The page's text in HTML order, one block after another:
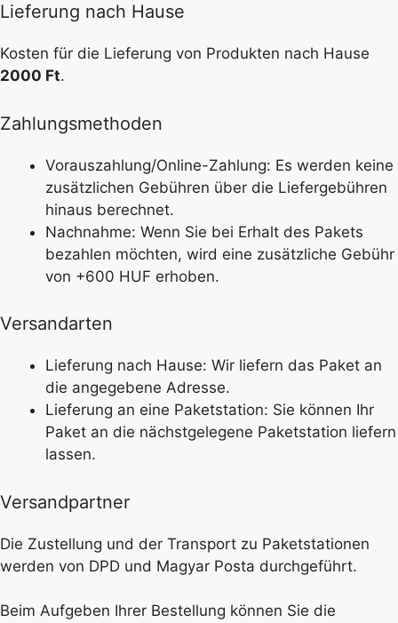
Lieferung nach Hause
Kosten für die Lieferung von Produkten nach Hause
2000 Ft.
Zahlungsmethoden
Vorauszahlung/Online-Zahlung: Es werden keine
zusätzlichen Gebühren über die Liefergebühren
hinaus berechnet.
Nachnahme: Wenn Sie bei Erhalt des Pakets
bezahlen möchten, wird eine zusätzliche Gebühr
von +600 HUF erhoben.
Versandarten
Lieferung nach Hause: Wir liefern das Paket an
die angegebene Adresse.
Lieferung an eine Paketstation: Sie können Ihr
Paket an die nächstgelegene Paketstation liefern
lassen.
Versandpartner
Die Zustellung und der Transport zu Paketstationen
werden von DPD und Magyar Posta durchgeführt.
Beim Aufgeben Ihrer Bestellung können Sie die